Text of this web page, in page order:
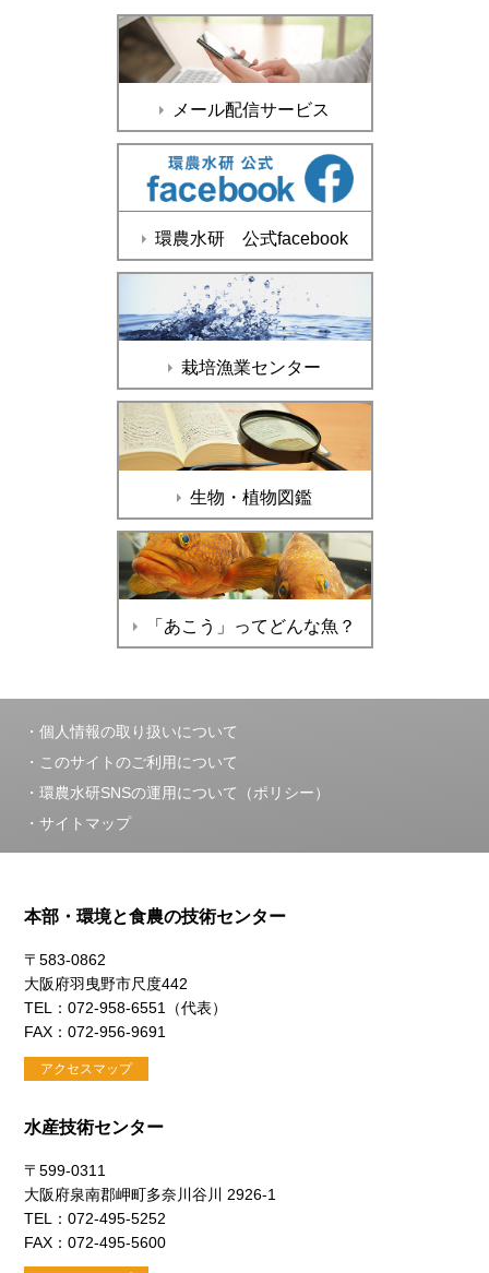
メール配信サービス
環農水研 公式facebook
栽培漁業センター
生物・植物図鑑
「あこう」ってどんな魚？
個人情報の取り扱いについて
このサイトのご利用について
環農水研SNSの運用について（ポリシー）
サイトマップ
本部・環境と食農の技術センター
〒583-0862
大阪府羽曳野市尺度442
TEL：072-958-6551（代表）
FAX：072-956-9691
アクセスマップ
水産技術センター
〒599-0311
大阪府泉南郡岬町多奈川谷川 2926-1
TEL：072-495-5252
FAX：072-495-5600